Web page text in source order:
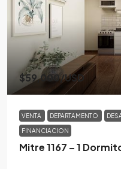
$59,000/USD
VENTA DEPARTAMENTO
FINANCIACION
Mitre 1167 – 1